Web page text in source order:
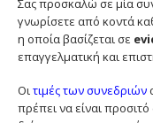
Σας προσκαλώ σε μία
γνωρίσετε από κοντά
η οποία βασίζεται σε
επαγγελματική και
Οιτιμές των συνεδριών
πρέπει να είναι